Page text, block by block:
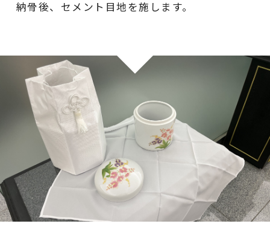
納骨後、セメント目地を施します。